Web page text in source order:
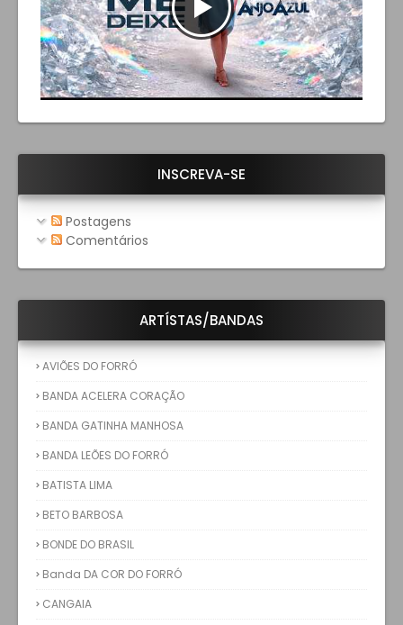
INSCREVA-SE
Postagens
Comentários
ARTÍSTAS/BANDAS
AVIÕES DO FORRÓ
BANDA ACELERA CORAÇÃO
BANDA GATINHA MANHOSA
BANDA LEÕES DO FORRÓ
BATISTA LIMA
BETO BARBOSA
BONDE DO BRASIL
Banda DA COR DO FORRÓ
CANGAIA